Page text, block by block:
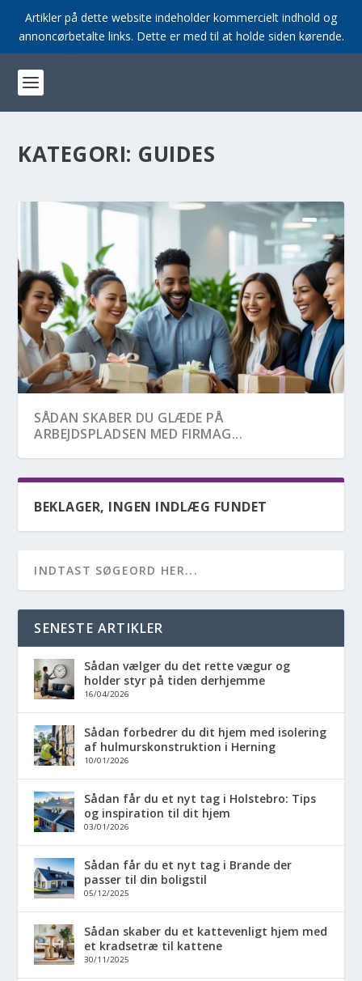
Artikler på dette website indeholder kommercielt indhold og
annoncørbetalte links. Dette er med til at holde siden kørende.
KATEGORI: GUIDES
SÅDAN SKABER DU GLÆDE PÅ
ARBEJDSPLADSEN MED FIRMAG...
SÅDAN PYNTER DU HJEMMET OP TIL
HALLOWEEN
BEKLAGER, INGEN INDLÆG FUNDET
SENESTE ARTIKLER
Sådan vælger du det rette vægur og
holder styr på tiden derhjemme
16/04/2026
Sådan forbedrer du dit hjem med isolering
af hulmurskonstruktion i Herning
10/01/2026
Sådan får du et nyt tag i Holstebro: Tips
og inspiration til dit hjem
03/01/2026
Sådan får du et nyt tag i Brande der
passer til din boligstil
05/12/2025
Sådan skaber du et kattevenligt hjem med
et kradsetræ til kattene
30/11/2025